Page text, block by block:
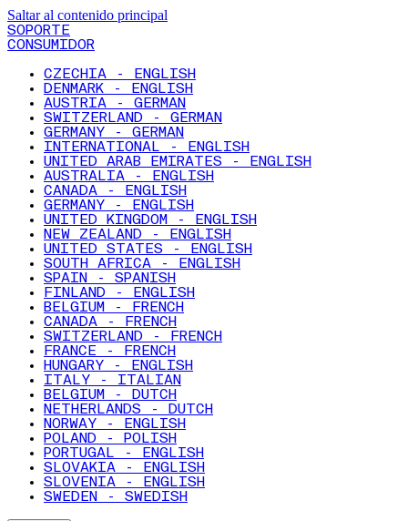
Saltar al contenido principal
SOPORTE
CONSUMIDOR
CZECHIA - ENGLISH
DENMARK - ENGLISH
AUSTRIA - GERMAN
SWITZERLAND - GERMAN
GERMANY - GERMAN
INTERNATIONAL - ENGLISH
UNITED ARAB EMIRATES - ENGLISH
AUSTRALIA - ENGLISH
CANADA - ENGLISH
GERMANY - ENGLISH
UNITED KINGDOM - ENGLISH
NEW ZEALAND - ENGLISH
UNITED STATES - ENGLISH
SOUTH AFRICA - ENGLISH
SPAIN - SPANISH
FINLAND - ENGLISH
BELGIUM - FRENCH
CANADA - FRENCH
SWITZERLAND - FRENCH
FRANCE - FRENCH
HUNGARY - ENGLISH
ITALY - ITALIAN
BELGIUM - DUTCH
NETHERLANDS - DUTCH
NORWAY - ENGLISH
POLAND - POLISH
PORTUGAL - ENGLISH
SLOVAKIA - ENGLISH
SLOVENIA - ENGLISH
SWEDEN - SWEDISH